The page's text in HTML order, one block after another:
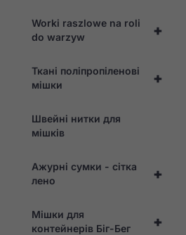
+
Worki raszlowe na roli
do warzyw
+
Ткані поліпропіленові
мішки
Швейні нитки для
мішків
+
Ажурні сумки - сітка
лено
+
Мішки для
контейнерів Біг-Бег